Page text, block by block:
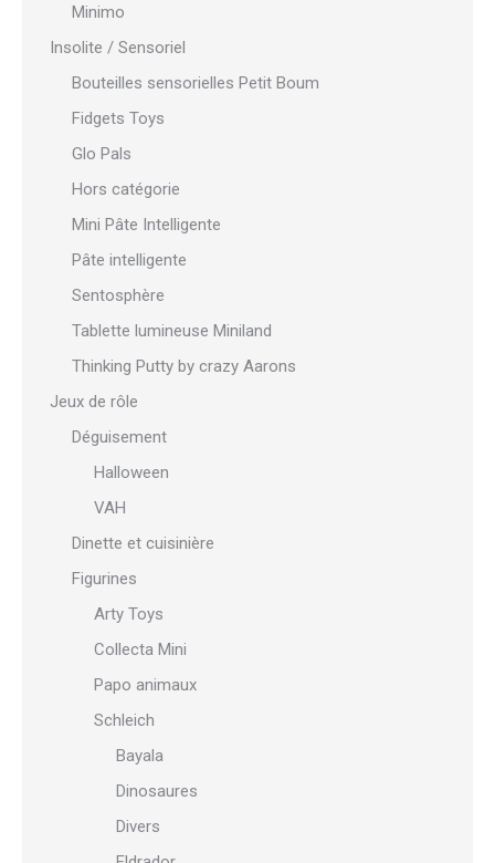
Minimo
Insolite / Sensoriel
Bouteilles sensorielles Petit Boum
Fidgets Toys
Glo Pals
Hors catégorie
Mini Pâte Intelligente
Pâte intelligente
Sentosphère
Tablette lumineuse Miniland
Thinking Putty by crazy Aarons
Jeux de rôle
Déguisement
Halloween
VAH
Dinette et cuisinière
Figurines
Arty Toys
Collecta Mini
Papo animaux
Schleich
Bayala
Dinosaures
Divers